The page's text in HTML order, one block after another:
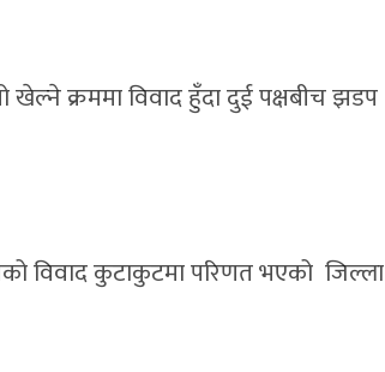
खेल्ने क्रममा विवाद हुँदा दुई पक्षबीच झडप
विवाद कुटाकुटमा परिणत भएको जिल्ला